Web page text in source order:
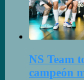
NS Team
campeón